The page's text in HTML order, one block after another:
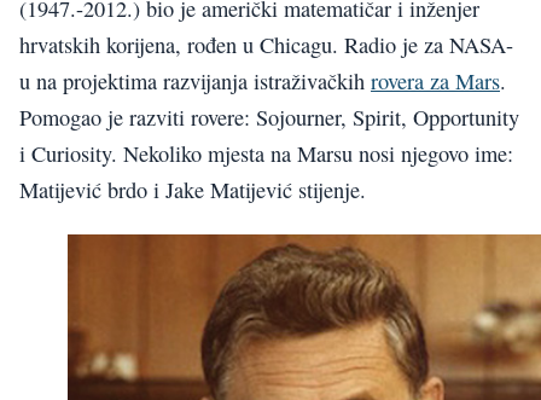
(1947.-2012.) bio je američki matematičar i inženjer
hrvatskih korijena, rođen u Chicagu. Radio je za NASA-
u na projektima razvijanja istraživačkih rovera za Mars.
Pomogao je razviti rovere: Sojourner, Spirit, Opportunity
i Curiosity. Nekoliko mjesta na Marsu nosi njegovo ime:
Matijević brdo i Jake Matijević stijenje.